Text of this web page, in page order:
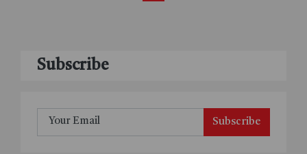
Subscribe
Subscribe